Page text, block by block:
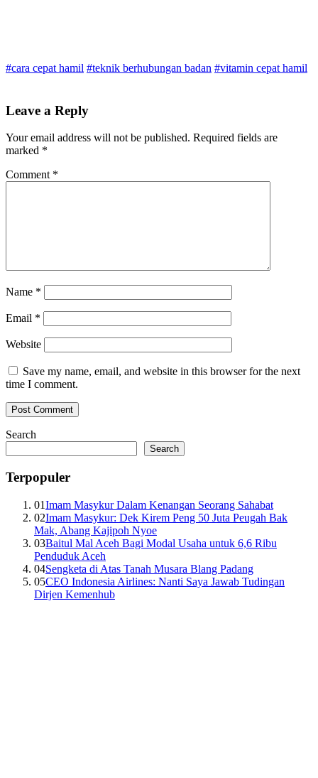
#cara cepat hamil #teknik berhubungan badan #vitamin cepat hamil
Leave a Reply
Your email address will not be published. Required fields are
marked *
Comment *
Name *
Email *
Website
Save my name, email, and website in this browser for the next
time I comment.
Search
Search
Terpopuler
01Imam Masykur Dalam Kenangan Seorang Sahabat
02Imam Masykur: Dek Kirem Peng 50 Juta Peugah Bak
Mak, Abang Kajipoh Nyoe
03Baitul Mal Aceh Bagi Modal Usaha untuk 6,6 Ribu
Penduduk Aceh
04Sengketa di Atas Tanah Musara Blang Padang
05CEO Indonesia Airlines: Nanti Saya Jawab Tudingan
Dirjen Kemenhub